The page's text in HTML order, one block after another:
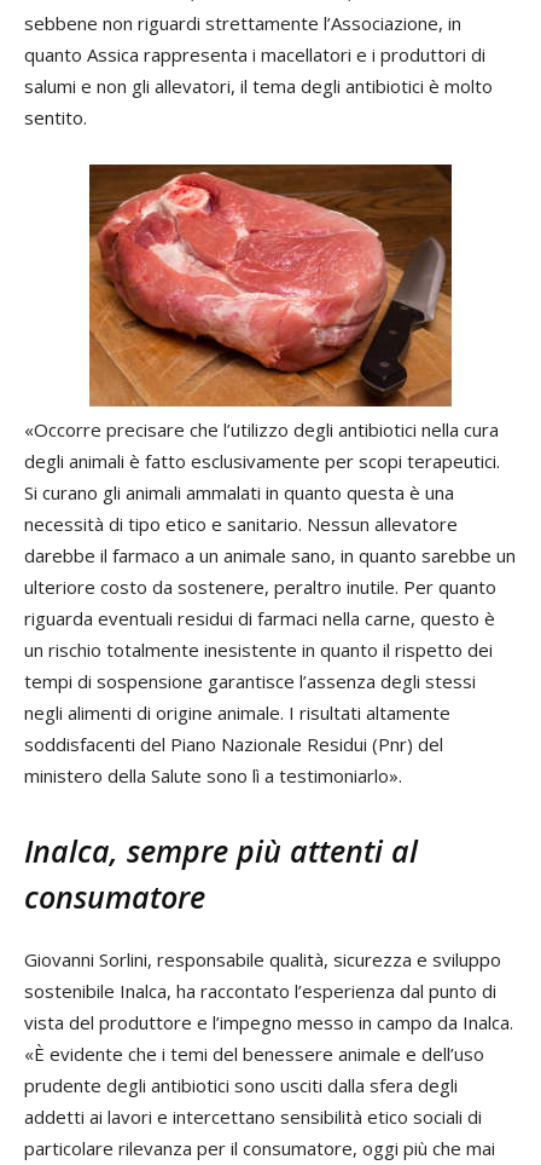
sebbene non riguardi strettamente l’Associazione, in
quanto Assica rappresenta i macellatori e i produttori di
salumi e non gli allevatori, il tema degli antibiotici è molto
sentito.
«Occorre precisare che l’utilizzo degli antibiotici nella cura
degli animali è fatto esclusivamente per scopi terapeutici.
Si curano gli animali ammalati in quanto questa è una
necessità di tipo etico e sanitario. Nessun allevatore
darebbe il farmaco a un animale sano, in quanto sarebbe un
ulteriore costo da sostenere, peraltro inutile. Per quanto
riguarda eventuali residui di farmaci nella carne, questo è
un rischio totalmente inesistente in quanto il rispetto dei
tempi di sospensione garantisce l’assenza degli stessi
negli alimenti di origine animale. I risultati altamente
soddisfacenti del Piano Nazionale Residui (Pnr) del
ministero della Salute sono lì a testimoniarlo».
Inalca, sempre più attenti al
consumatore
Giovanni Sorlini, responsabile qualità, sicurezza e sviluppo
sostenibile Inalca, ha raccontato l’esperienza dal punto di
vista del produttore e l’impegno messo in campo da Inalca.
«È evidente che i temi del benessere animale e dell’uso
prudente degli antibiotici sono usciti dalla sfera degli
addetti ai lavori e intercettano sensibilità etico sociali di
particolare rilevanza per il consumatore, oggi più che mai